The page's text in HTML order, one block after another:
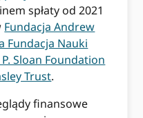
spłaty od 2021
Fundacja Andrew
Fundacja Nauki
Sloan Foundation
Trust.
finansowe